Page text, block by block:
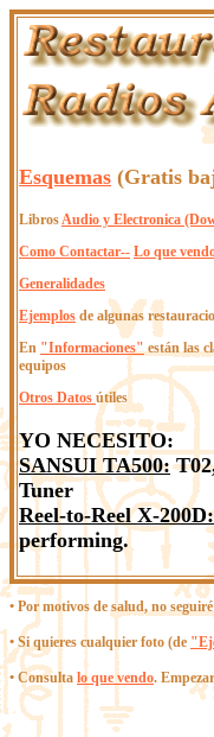
Esquemas (Gratis
LibrosAudio y Electronica
Como Contactar-- Lo que
Generalidades
Ejemplos de algunas
En "Informaciones"están las
equipos
Otros Datos útiles
YO NECESITO:
SANSUI TA500:
Tuner
Reel-to-Reel X-200D:
performing.
• Por motivos de salud, no
• Si quieres cualquier foto (de
• Consulta lo que vendo.